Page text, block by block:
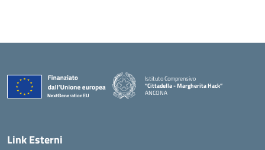
Istituto Comprensivo
“Cittadella - Margherita Hack”
ANCONA
Link Esterni